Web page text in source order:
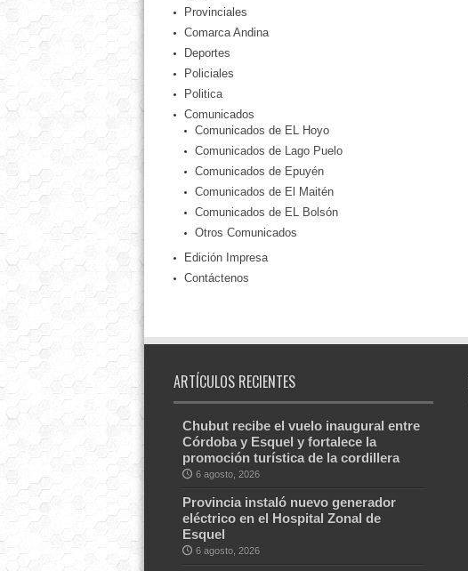
Provinciales
Comarca Andina
Deportes
Policiales
Politica
Comunicados
Comunicados de EL Hoyo
Comunicados de Lago Puelo
Comunicados de Epuyén
Comunicados de El Maitén
Comunicados de EL Bolsón
Otros Comunicados
Edición Impresa
Contáctenos
ARTÍCULOS RECIENTES
Chubut recibe el vuelo inaugural entre
Córdoba y Esquel y fortalece la
promoción turística de la cordillera
6 agosto, 2026
Provincia instaló nuevo generador
eléctrico en el Hospital Zonal de
Esquel
6 agosto, 2026